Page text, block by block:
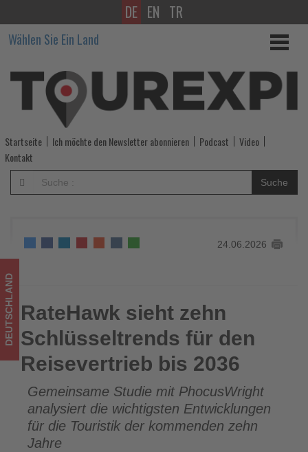
RateHawk
sieht
zehn
Schlüsseltrends
für
den
Reisevertrieb
2036
-
Wissen,
was
im
Tourismus
los
ist!
DE EN TR
Wählen Sie Ein Land
Startseite Ich möchte den Newsletter abonnieren Podcast
Video
Kontakt
Suche
24.06.2026
RateHawk sieht zehn Schlüsseltrends für den Reisevertrieb
bis 2036
DEUTSCHLAND RateHawk sieht zehn
Schlüsseltrends für den
Reisevertrieb bis 2036
Gemeinsame Studie mit PhocusWright
analysiert die wichtigsten Entwicklungen
für die Touristik der kommenden zehn
Jahre